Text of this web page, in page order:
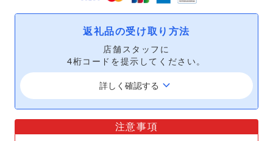
返礼品の受け取り方法
店舗スタッフに
4桁コードを提示してください。
詳しく確認する keyboard_arrow_down
注意事項